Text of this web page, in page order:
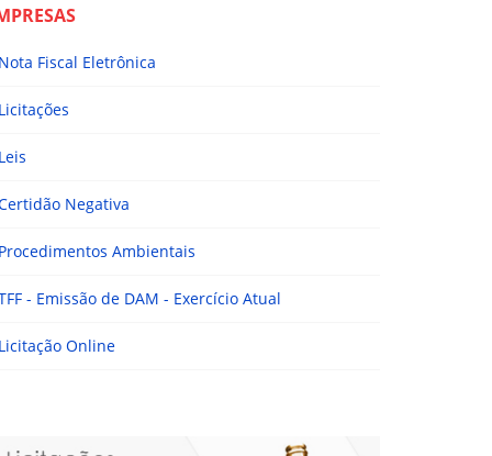
Fiscal Eletrônica
Negativa
Ambientais
- Emissão de DAM - Exercício Atual
Online